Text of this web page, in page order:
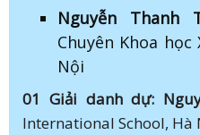
Nguyễn Thanh
Chuyên Khoa
Nội
01 Giải danh dự:
International School, Hà